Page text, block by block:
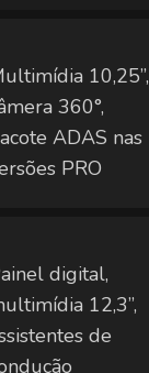
10,25”,
360°,
ADAS nas
PRO
digital,
12,3”,
de